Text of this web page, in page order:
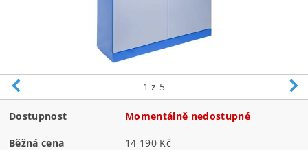
1 z 5
Dostupnost Momentálně nedostupné
Běžná cena 14 190 Kč